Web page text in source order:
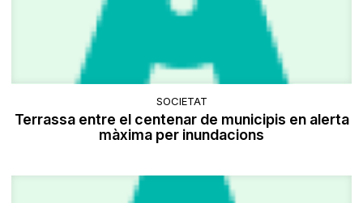
SOCIETAT
Terrassa entre el centenar de municipis en alerta
màxima per inundacions